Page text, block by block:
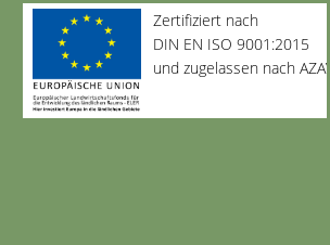
Zertifiziert nach
DIN EN ISO 9001:2015
und zugelassen nach AZAV